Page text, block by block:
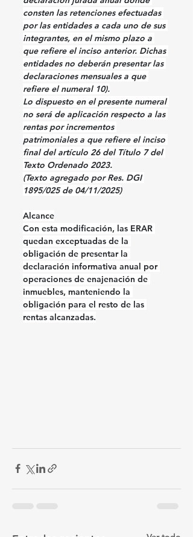
consten las retenciones efectuadas
por las entidades a cada uno de sus
integrantes, en el mismo plazo a
que refiere el inciso anterior. Dichas
entidades no deberán presentar las
declaraciones mensuales a que
refiere el numeral 10).
Lo dispuesto en el presente numeral
no será de aplicación respecto a las
rentas por incrementos
patrimoniales a que refiere el inciso
final del artículo 26 del Título 7 del
Texto Ordenado 2023.
(Texto agregado por Res. DGI
1895/025 de 04/11/2025)
Alcance
Con esta modificación, las ERAR
quedan exceptuadas de la
obligación de presentar la
declaración informativa anual por
operaciones de enajenación de
inmuebles, manteniendo la
obligación para el resto de las
rentas alcanzadas.